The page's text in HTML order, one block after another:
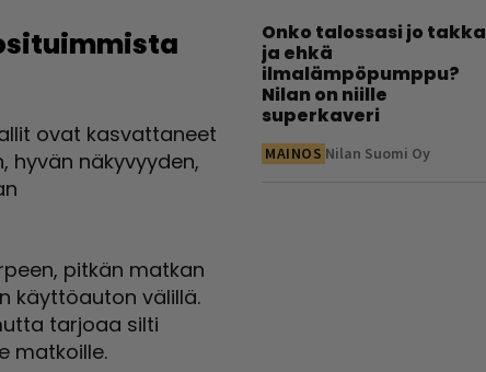
ovat kasvattaneet
hyvän näkyvyyden,
pitkän matkan
käyttöauton välillä.
tarjoaa silti
matkoille.
Onko talossasi jo takka
ja ehkä
ilmalämpöpumppu?
Nilan on niille
superkaveri
MAINOS Nilan Suomi Oy